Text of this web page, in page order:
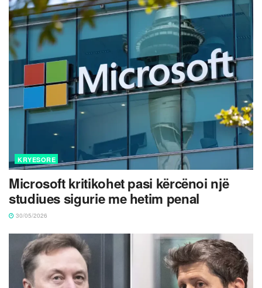
KRYESORE
Microsoft kritikohet pasi kërcënoi një
studiues sigurie me hetim penal
30/05/2026